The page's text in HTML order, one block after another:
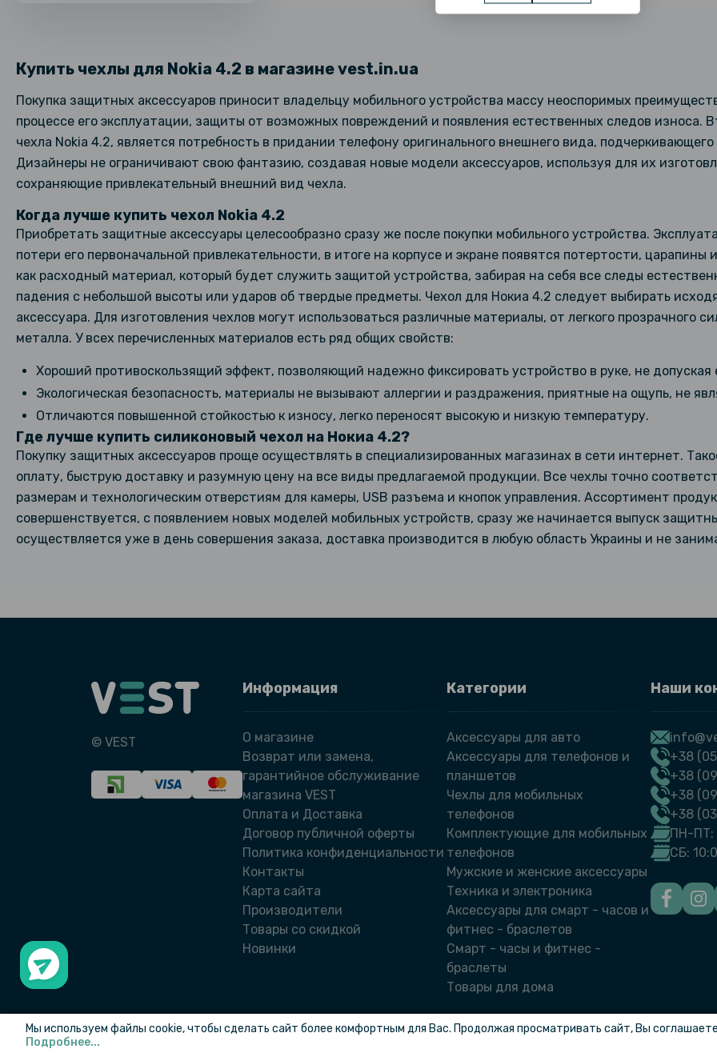
Купить чехлы для Nokia 4.2 в магазине vest.in.ua
Покупка защитных аксессуаров приносит владельцу мобильного устройства массу неоспоримых
процессе его эксплуатации, защиты от возможных повреждений и появления естественных следов износа.
чехла Nokia 4.2, является потребность в придании телефону оригинального внешнего вида,
Дизайнеры не ограничивают свою фантазию, создавая новые модели аксессуаров, используя для их
сохраняющие привлекательный внешний вид чехла.
Когда лучше купить чехол Nokia 4.2
Приобретать защитные аксессуары целесообразно сразу же после покупки мобильного устройства.
потери его первоначальной привлекательности, в итоге на корпусе и экране появятся потертости,
как расходный материал, который будет служить защитой устройства, забирая на себя все следы
падения с небольшой высоты или ударов об твердые предметы. Чехол для Нокиа 4.2 следует выбирать
аксессуара. Для изготовления чехлов могут использоваться различные материалы, от легкого прозрачного
металла. У всех перечисленных материалов есть ряд общих свойств:
Хороший противоскользящий эффект, позволяющий надежно фиксировать устройство в руке, не допуская
Экологическая безопасность, материалы не вызывают аллергии и раздражения, приятные на ощупь, не
Отличаются повышенной стойкостью к износу, легко переносят высокую и низкую температуру.
Где лучше купить силиконовый чехол на Нокиа 4.2?
Покупку защитных аксессуаров проще осуществлять в специализированных магазинах в сети интернет.
оплату, быструю доставку и разумную цену на все виды предлагаемой продукции. Все чехлы точно
размерам и технологическим отверстиям для камеры, USB разъема и кнопок управления. Ассортимент
совершенствуется, с появлением новых моделей мобильных устройств, сразу же начинается выпуск
осуществляется уже в день совершения заказа, доставка производится в любую область Украины и не
© VEST
Информация
О магазине
Возврат или замена,
гарантийное обслуживание
магазина VEST
Оплата и Доставка
Договор публичной оферты
Политика конфиденциальности
Контакты
Карта сайта
Производители
Товары со скидкой
Новинки
Категории
Аксессуары для авто
Аксессуары для телефонов и
планшетов
Чехлы для мобильных
телефонов
Комплектующие для мобильных
телефонов
Мужские и женские аксессуары
Техника и электроника
Аксессуары для смарт - часов и
фитнес - браслетов
Смарт - часы и фитнес -
браслеты
Товары для дома
Наши
+38
+38
+38
+38
ПН-ПТ:
СБ:
Мы используем файлы cookie, чтобы сделать сайт более комфортным для Вас. Продолжая просматривать сайт, Вы
Подробнее...